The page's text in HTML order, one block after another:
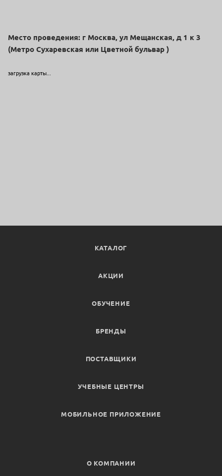
Место проведения: г Москва, ул Мещанская, д 1 к 3
(Метро Сухаревская или Цветной бульвар )
загрузка карты...
КАТАЛОГ
АКЦИИ
ОБУЧЕНИЕ
БРЕНДЫ
ПОСТАВЩИКИ
УЧЕБНЫЕ ЦЕНТРЫ
МОБИЛЬНОЕ ПРИЛОЖЕНИЕ
О КОМПАНИИ